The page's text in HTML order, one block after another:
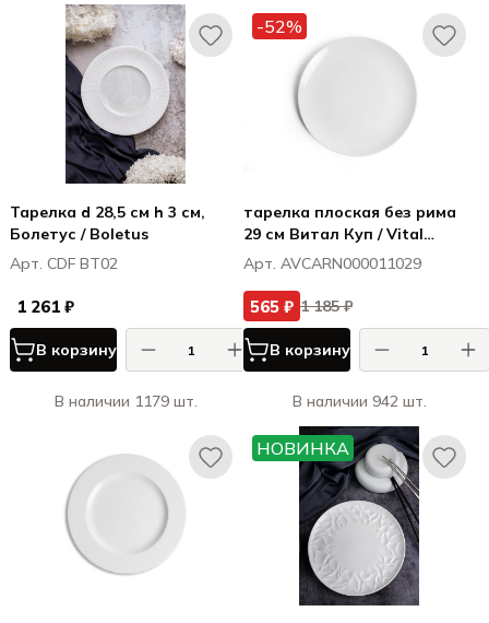
Тарелка d 28,5 см h 3 см,
Болетус / Boletus
Арт. CDF BT02
1 261 ₽
В корзину
В наличии 1179 шт.
-52%
тарелка плоская без рима
29 см Витал Куп / Vital
Coupe
Арт. AVCARN000011029
565 ₽ 1 185 ₽
В корзину
В наличии 942 шт.
НОВИНКА